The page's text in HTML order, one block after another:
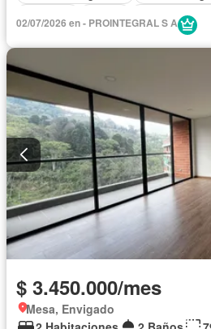
Seguridad
02/07/2026 en - PROINTEGRAL S A
$ 3.450.000/mes
Mesa, Envigado